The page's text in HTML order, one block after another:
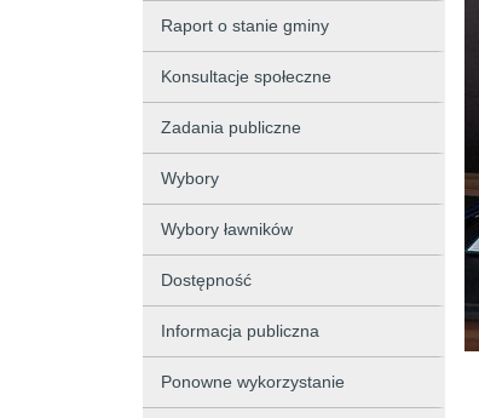
Raport o stanie gminy
Konsultacje społeczne
Zadania publiczne
Wybory
Wybory ławników
Dostępność
Informacja publiczna
Ponowne wykorzystanie